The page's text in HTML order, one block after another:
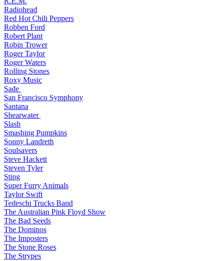
Radiohead
Red Hot Chili Peppers
Robben Ford
Robert Plant
Robin Trower
Roger Taylor
Roger Waters
Rolling Stones
Roxy Music
Sade
San Francisco Symphony
Santana
Shearwater
Slash
Smashing Pumpkins
Sonny Landreth
Soulsavers
Steve Hackett
Steven Tyler
Sting
Super Furry Animals
Taylor Swift
Tedeschi Trucks Band
The Australian Pink Floyd Show
The Bad Seeds
The Dominos
The Imposters
The Stone Roses
The Strypes